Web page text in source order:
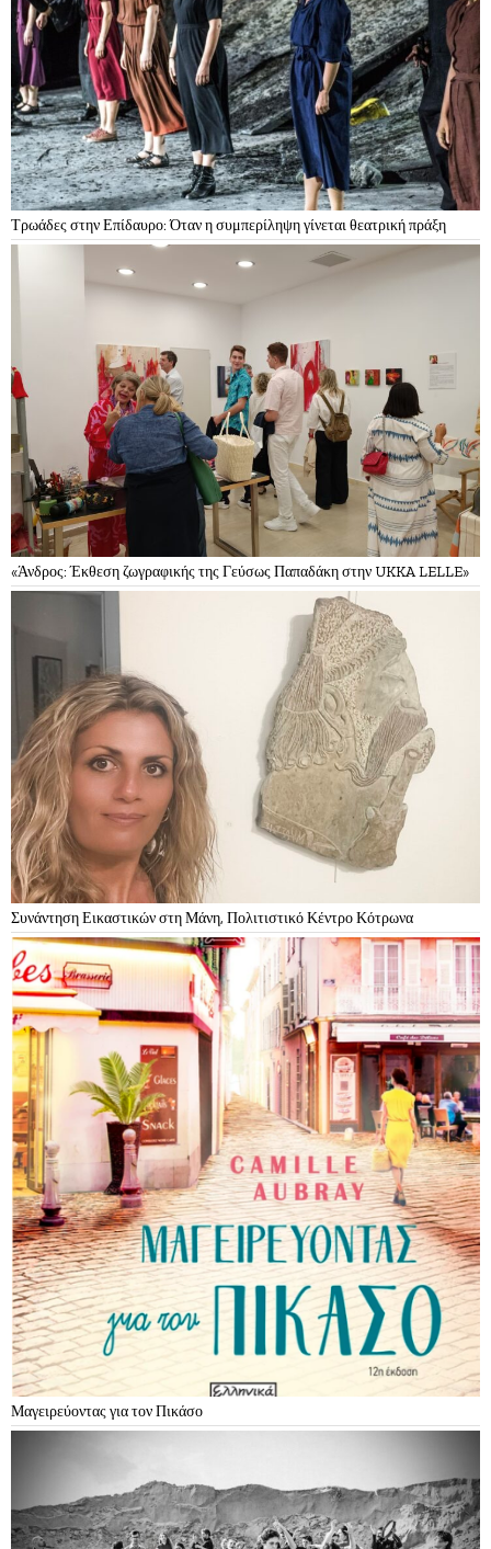
Τρωάδες στην Επίδαυρο: Όταν η συμπερίληψη γίνεται θεατρική πράξη
«Άνδρος: Έκθεση ζωγραφικής της Γεύσως Παπαδάκη στην UKKA LELLE»
Συνάντηση Εικαστικών στη Μάνη, Πολιτιστικό Κέντρο Κότρωνα
Μαγειρεύοντας για τον Πικάσο